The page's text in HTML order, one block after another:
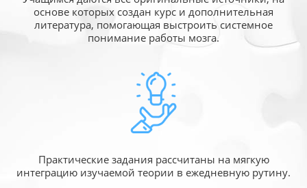
основе которых создан курс и дополнительная
литература, помогающая выстроить системное
понимание работы мозга.
Практические задания рассчитаны на мягкую
интеграцию изучаемой теории в ежедневную рутину.